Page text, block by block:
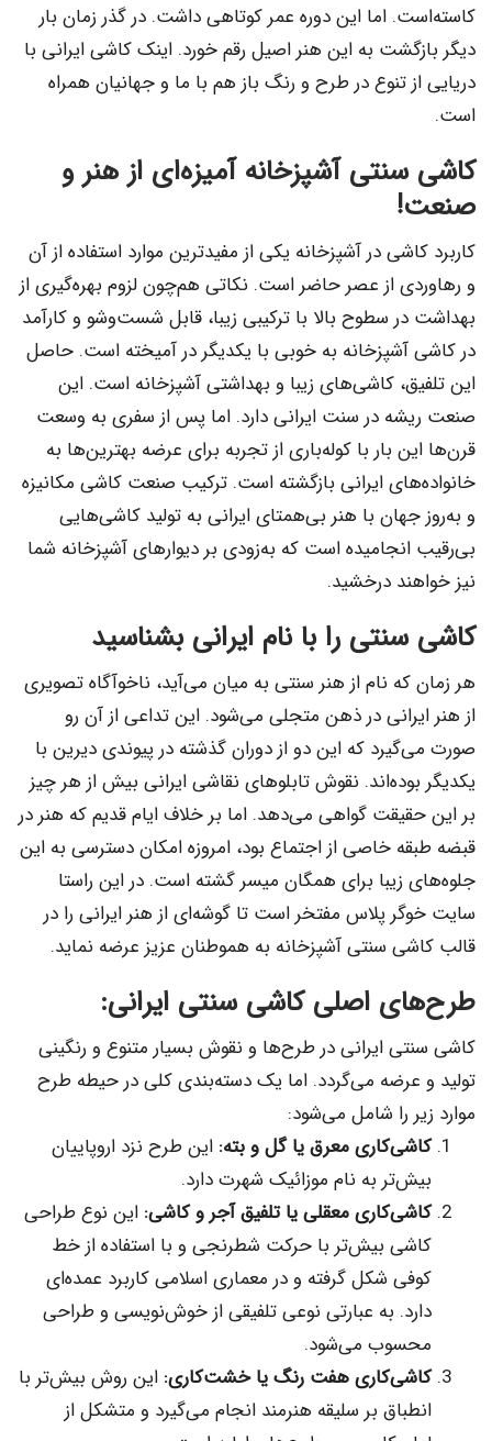
کاسته‌است. اما این دوره عمر کوتاهی داشت. در گذر زمان بار
دیگر بازگشت به این هنر اصیل رقم خورد. اینک کاشی ایرانی با
دریایی از تنوع در طرح و رنگ باز هم با ما و جهانیان همراه
است.
کاشی سنتی آشپزخانه آمیزه‌ای از هنر و
صنعت!
کاربرد کاشی در آشپزخانه یکی از مفیدترین موارد استفاده از آن
و رهاوردی از عصر حاضر است. نکاتی هم‌چون لزوم بهره‌گیری از
بهداشت در سطوح بالا با ترکیبی زیبا، قابل شست‌وشو و کارآمد
در کاشی آشپزخانه به خوبی با یکدیگر در آمیخته است. حاصل
این تلفیق، کاشی‌های زیبا و بهداشتی آشپزخانه است. این
صنعت ریشه در سنت ایرانی دارد. اما پس از سفری به وسعت
قرن‌ها این بار با کوله‌باری از تجربه برای عرضه بهترین‌ها به
خانواده‌های ایرانی بازگشته است. ترکیب صنعت کاشی مکانیزه
و به‌روز جهان با هنر بی‌همتای ایرانی به تولید کاشی‌هایی
بی‌رقیب انجامیده است که به‌زودی بر دیوارهای آشپزخانه شما
نیز خواهند درخشید.
کاشی سنتی را با نام ایرانی بشناسید
هر زمان که نام از هنر سنتی به میان می‌آید، ناخوآگاه تصویری
از هنر ایرانی در ذهن متجلی می‌شود. این تداعی از آن رو
صورت می‌گیرد که این دو از دوران گذشته در پیوندی دیرین با
یکدیگر بوده‌اند. نقوش تابلوهای نقاشی ایرانی بیش از هر چیز
بر این حقیقت گواهی می‌دهد. اما بر خلاف ایام قدیم که هنر در
قبضه طبقه خاصی از اجتماع بود، امروزه امکان دسترسی به این
جلوه‌های زیبا برای همگان میسر گشته است. در این راستا
سایت خوگر پلاس مفتخر است تا گوشه‌ای از هنر ایرانی را در
قالب کاشی سنتی آشپزخانه به هموطنان عزیز عرضه نماید.
طرح‌های اصلی کاشی سنتی ایرانی:
کاشی سنتی ایرانی در طرح‌ها و نقوش بسیار متنوع و رنگینی
تولید و عرضه می‌گردد. اما یک دسته‌بندی کلی در حیطه طرح
موارد زیر را شامل می‌شود:
کاشی‌کاری معرق یا گل ‌و بته: این طرح نزد اروپاییان
بیش‌تر به نام موزائیک شهرت دارد.
کاشی‌کاری معقلی یا تلفیق آجر و کاشی: این نوع طراحی
کاشی بیش‌تر با حرکت شطرنجی و با استفاده از خط
کوفی شکل گرفته و در معماری اسلامی کاربرد عمده‌ای
دارد. به عبارتی نوعی تلفیقی از خوش‌نویسی و طراحی
محسوب می‌شود.
کاشی‌کاری هفت رنگ یا خشت‌کاری: این روش بیش‌تر با
انطباق بر سلیقه هنرمند انجام می‌گیرد و متشکل از